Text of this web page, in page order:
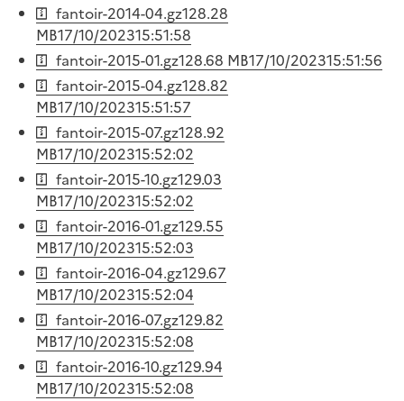
fantoir-2014-04.gz128.28
MB17/10/202315:51:58
fantoir-2015-01.gz128.68 MB17/10/202315:51:56
fantoir-2015-04.gz128.82
MB17/10/202315:51:57
fantoir-2015-07.gz128.92
MB17/10/202315:52:02
fantoir-2015-10.gz129.03
MB17/10/202315:52:02
fantoir-2016-01.gz129.55
MB17/10/202315:52:03
fantoir-2016-04.gz129.67
MB17/10/202315:52:04
fantoir-2016-07.gz129.82
MB17/10/202315:52:08
fantoir-2016-10.gz129.94
MB17/10/202315:52:08